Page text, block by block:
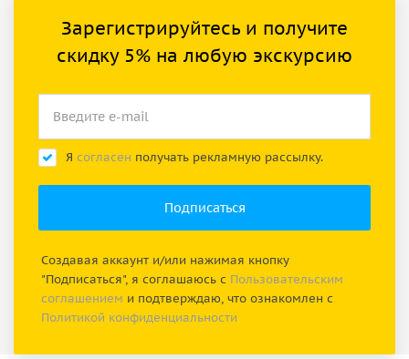
Зарегистрируйтесь и получите
скидку 5% на любую экскурсию
Я согласен получать рекламную рассылку.
Создавая аккаунт и/или нажимая кнопку
"Подписаться", я соглашаюсь с Пользовательским
соглашением и подтверждаю, что ознакомлен с
Политикой конфиденциальности